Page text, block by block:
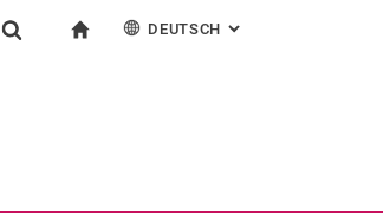
DEUTSCH : ALTERNATIVE